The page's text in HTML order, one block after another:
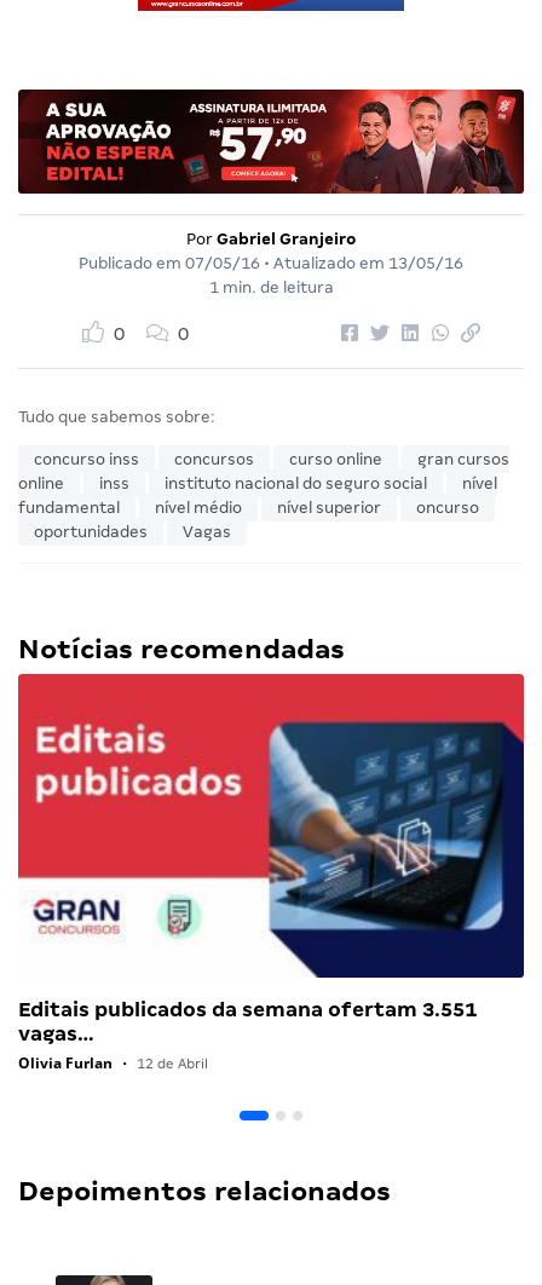
Por Gabriel Granjeiro
Publicado em 07/05/16 • Atualizado em 13/05/16
1 min. de leitura
0 0
Tudo que sabemos sobre:
concurso inss concursos curso online
gran cursos
online
inss instituto nacional do seguro social
nível
fundamental
nível médio nível superior
oncurso
oportunidades
Vagas
Notícias recomendadas
Editais publicados da semana ofertam 3.551
vagas…
Olivia Furlan • 12 de Abril
Depoimentos relacionados